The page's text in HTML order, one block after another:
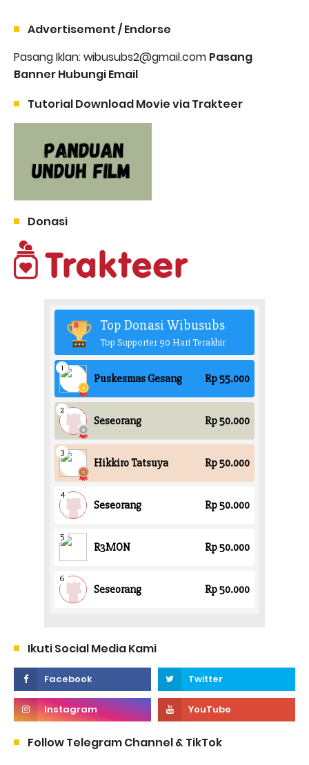
Advertisement / Endorse
Pasang Iklan: wibusubs2@gmail.com Pasang
Banner Hubungi Email
Tutorial Download Movie via Trakteer
Donasi
Ikuti Social Media Kami
Follow Telegram Channel & TikTok